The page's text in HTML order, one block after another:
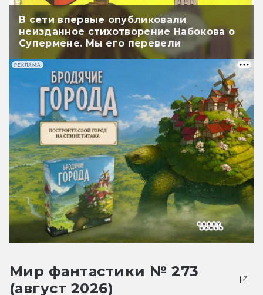
В сети впервые опубликовали
неизданное стихотворение Набокова о
Супермене. Мы его перевели
РЕКЛАМА
Мир фантастики № 273
(август 2026)